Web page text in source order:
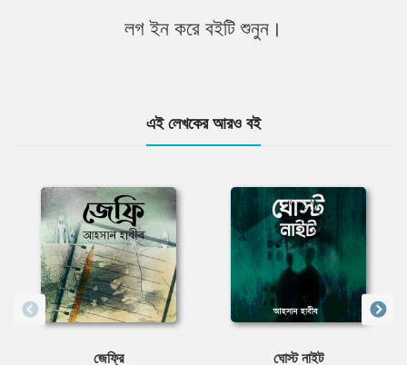
লগ ইন করে বইটি শুনুন।
এই লেখকের আরও বই
জেফ্রি ঘোস্ট নাইট